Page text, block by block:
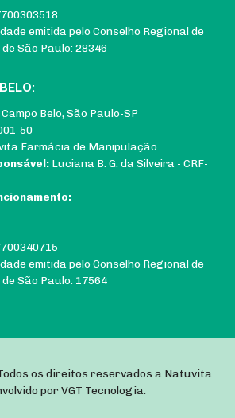
emitida pelo Conselho Regional de
São Paulo: 28346
Belo, São Paulo-SP
50
Farmácia de Manipulação
Luciana B. G. da Silveira - CRF-
emitida pelo Conselho Regional de
São Paulo: 17564
os direitos reservados a Natuvita.
por VGT Tecnologia.